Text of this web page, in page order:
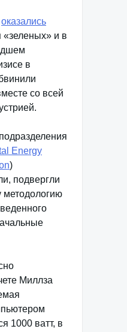
оказались
«зеленых» и в
в
со всей
Energy
)
подвергли
методологию
Миллза
1000 ватт, в